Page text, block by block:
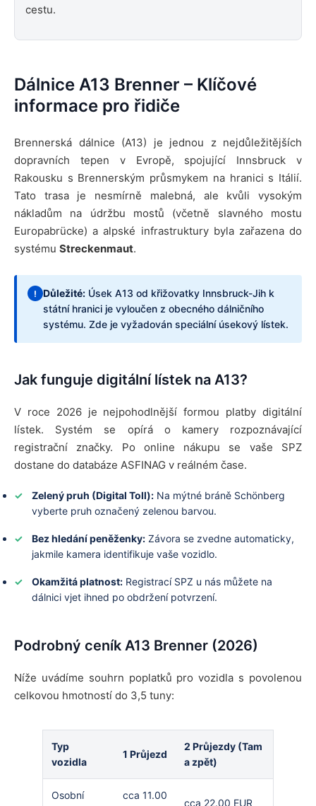
Dálnice A13 Brenner – Klíčové
informace pro řidiče
Brennerská dálnice (A13) je jednou z nejdůležitějších
dopravních tepen v Evropě, spojující Innsbruck v
Rakousku s Brennerským průsmykem na hranici s Itálií.
Tato trasa je nesmírně malebná, ale kvůli vysokým
nákladům na údržbu mostů (včetně slavného mostu
Europabrücke) a alpské infrastruktury byla zařazena do
systému Streckenmaut.
! Důležité: Úsek A13 od křižovatky Innsbruck-Jih k
státní hranici je vyloučen z obecného dálničního
systému. Zde je vyžadován speciální úsekový lístek.
Jak funguje digitální lístek na A13?
V roce 2026 je nejpohodlnější formou platby digitální
lístek. Systém se opírá o kamery rozpoznávající
registrační značky. Po online nákupu se vaše SPZ
dostane do databáze ASFINAG v reálném čase.
Zelený pruh (Digital Toll): Na mýtné bráně Schönberg
vyberte pruh označený zelenou barvou.
Bez hledání peněženky: Závora se zvedne automaticky,
jakmile kamera identifikuje vaše vozidlo.
Okamžitá platnost: Registrací SPZ u nás můžete na
dálnici vjet ihned po obdržení potvrzení.
Podrobný ceník A13 Brenner (2026)
Níže uvádíme souhrn poplatků pro vozidla s povolenou
celkovou hmotností do 3,5 tuny:
Typ
vozidla
1 Průjezd
2 Průjezdy (Tam
a zpět)
Osobní
cca 11.00
cca 22.00 EUR
cestu.